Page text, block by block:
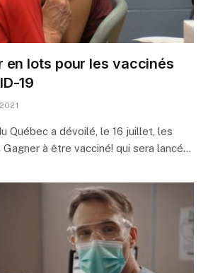
en lots pour les vaccinés
19
Québec a dévoilé, le 16 juillet, les
à être vacciné! qui sera lancé…